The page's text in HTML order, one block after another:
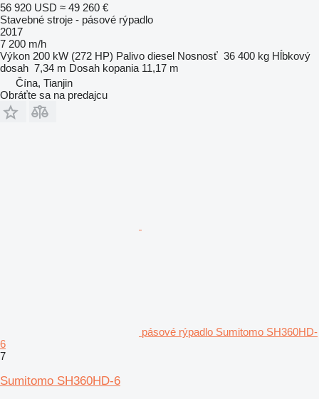
56 920 USD ≈ 49 260 €
Stavebné stroje - pásové rýpadlo
2017
7 200 m/h
Výkon 200 kW (272 HP) Palivo diesel Nosnosť 36 400 kg Hĺbkový
dosah 7,34 m Dosah kopania 11,17 m
Čína, Tianjin
Obráťte sa na predajcu
pásové rýpadlo Sumitomo SH360HD-
6
7
Sumitomo SH360HD-6